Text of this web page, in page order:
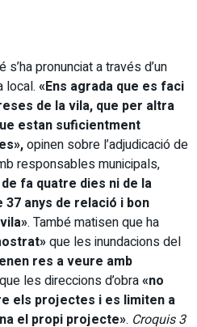
pronunciat a través d’un
local. «Ens agrada que es faci
de la vila, que per altra
estan suficientment
opinen sobre l’adjudicació de
responsables municipals,
fa quatre dies ni de la
37 anys de relació i bon
. També matisen que ha
que les inundacions del
res a veure amb
les direccions d’obra«no
els projectes i es limiten a
el propi projecte». Croquis 3